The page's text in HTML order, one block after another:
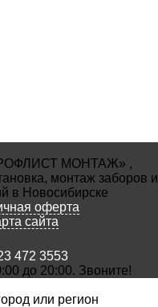
МОНТАЖ» ,
монтаж заборов и
в Новосибирске
оферта
сайта
472 3553
до 20:00. Звоните!
или регион